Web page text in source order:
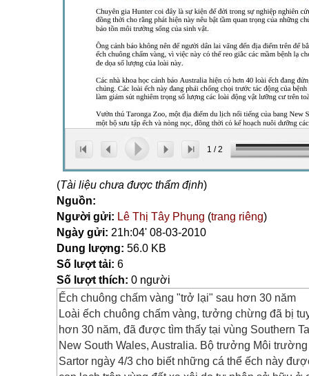
1 /2
(Tài liệu chưa được thẩm định)
Nguồn:
Người gửi: Lê Thị Tây Phụng (trang riêng)
Ngày gửi: 21h:04' 08-03-2010
Dung lượng: 56.0 KB
Số lượt tải: 6
Số lượt thích: 0 người
Ếch chuông chấm vàng "trở lại" sau hơn 30 năm
Loài ếch chuông chấm vàng, tưởng chừng đã bị
hơn 30 năm, đã được tìm thấy tại vùng Southern
New South Wales, Australia. Bộ trưởng Môi
Sartor ngày 4/3 cho biết những cá thể ếch này